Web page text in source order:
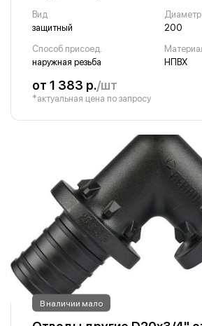
Вид
защитный
200
Способ присоед.
наружная резьба
НПВХ
от 1 383 р./шт
*актуальная цена по запросу
В наличии мало